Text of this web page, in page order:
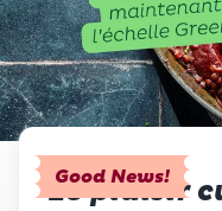
Good News!
Le plaisir